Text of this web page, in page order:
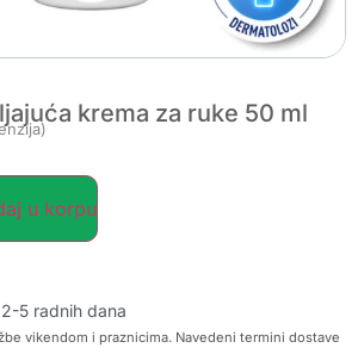
krema za ruke 50 ml
u korpu
5 radnih dana
vikendom i praznicima. Navedeni termini dostave